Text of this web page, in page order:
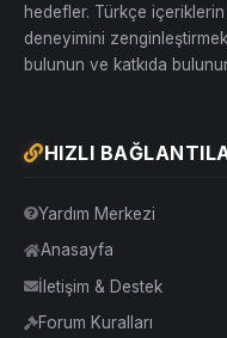
hedefler. Türkçe
deneyimini
bulunun ve katkıda
HIZLI
Yardım Merkezi
Anasayfa
İletişim & Destek
Forum Kuralları